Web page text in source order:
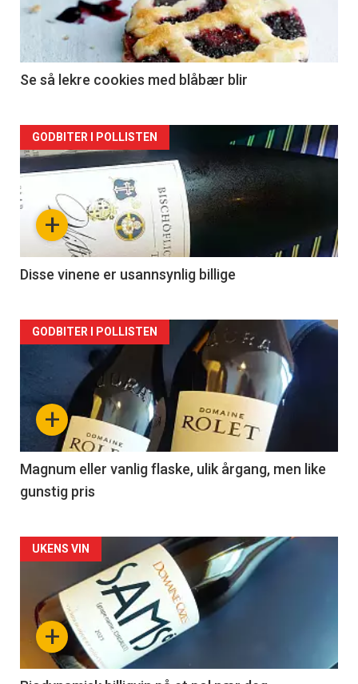
Se så lekre cookies med blåbær blir
Forsiden
akkurat
nå
2
+
GODBITER I POLLISTEN
Disse vinene er usannsynlig billige
Forsiden
akkurat
nå
3
+
GODBITER I POLLISTEN
Magnum eller vanlig flaske, ulik årgang, men like
gunstig pris
Forsiden
akkurat
nå+
UKENS VIN